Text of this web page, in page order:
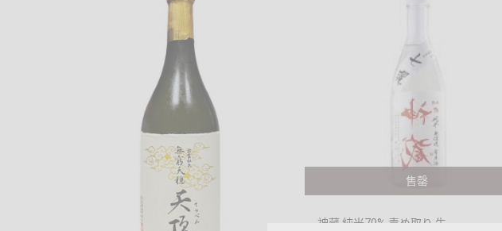
售罄
神蔵 純米70% 責め取り 生